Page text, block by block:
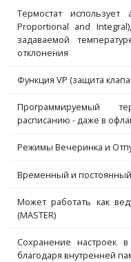
Термостат использует
Proportional and
задаваемой
отклонения
Функция VP (защита
Программируемый
расписанию - даже в
Режимы Вечеринка и
Временный и
Может работать как
(MASTER)
Сохранение настроек
благодаря внутренней